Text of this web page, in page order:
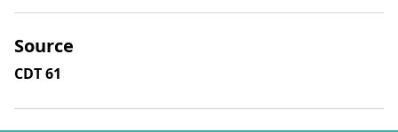
Source
CDT 61